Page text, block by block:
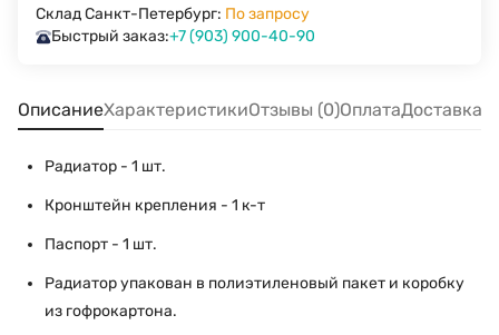
Склад Санкт-Петербург: По запросу
Быстрый заказ:+7 (903) 900-40-90
ОписаниеХарактеристикиОтзывы (0)ОплатаДоставка
Радиатор - 1 шт.
Кронштейн крепления - 1 к-т
Паспорт - 1 шт.
Радиатор упакован в полиэтиленовый пакет и коробку
из гофрокартона.